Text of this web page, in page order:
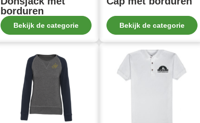
borduren
Bekijk de categorie Bekijk de categorie